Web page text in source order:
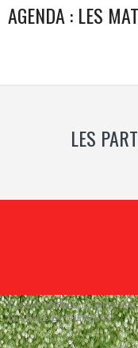
AGENDA : LES
LES
© 2026 FOOTBALL CORPO
DESIGNED BY THEMEBOY